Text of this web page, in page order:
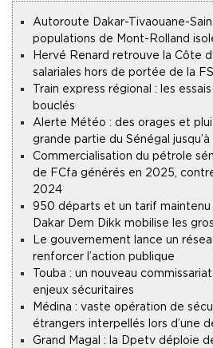
Autoroute Dakar-Tivaouane-
populations de Mont-Rolland
Hervé Renard retrouve la Côte
salariales hors de portée de la
Train express régional : les
bouclés
Alerte Météo : des orages et
grande partie du Sénégal
Commercialisation du pétrole
de FCfa générés en 2025,
2024
950 départs et un tarif
Dakar Dem Dikk mobilise les
Le gouvernement lance un
renforcer l’action publique
Touba : un nouveau
enjeux sécuritaires
Médina : vaste opération de
étrangers interpellés lors d’une
Grand Magal : la Dpetv déploie